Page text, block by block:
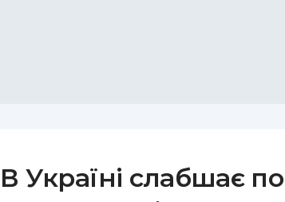
В Україні слабшає